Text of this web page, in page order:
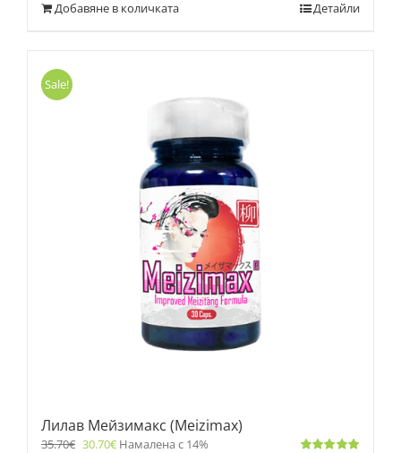
Добавяне в количката Детайли
Sale!
Лилав Мейзимакс (Meizimax)
35.70€ 30.70€ Намалена с 14%